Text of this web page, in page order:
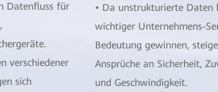
Datenfluss für
verschiedener
sich
• Da unstrukturierte Daten
wichtiger Unternehmens-
Bedeutung gewinnen,
Ansprüche an Sicherheit,
und Geschwindigkeit.